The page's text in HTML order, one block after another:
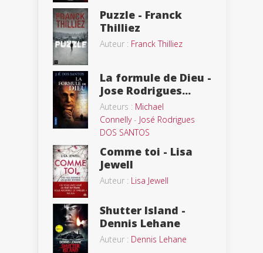
Puzzle - Franck
Thilliez
Auteur : Franck Thilliez
La formule de Dieu -
Jose Rodrigues...
Auteurs : Michael
Connelly- José Rodrigues
DOS SANTOS
Comme toi - Lisa
Jewell
Auteur : Lisa Jewell
Shutter Island -
Dennis Lehane
Auteur : Dennis Lehane